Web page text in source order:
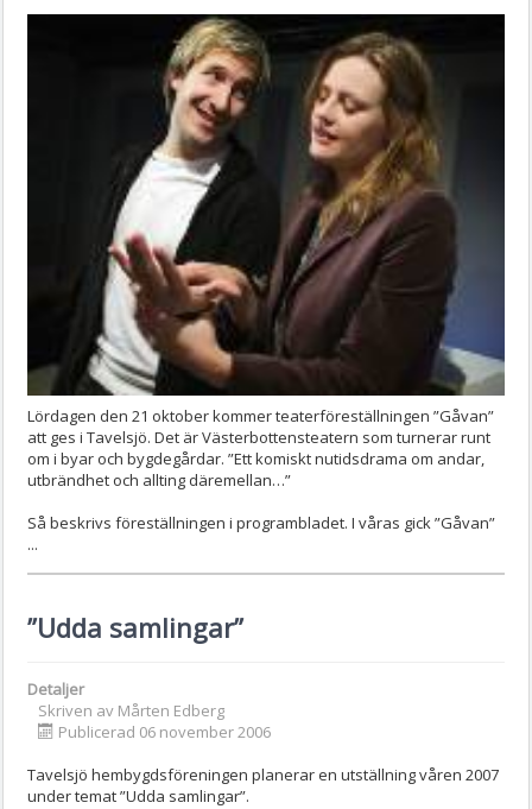
Lördagen den 21 oktober kommer teaterföreställningen ”Gåvan”
att ges i Tavelsjö. Det är Västerbottensteatern som turnerar runt
om i byar och bygdegårdar. ”Ett komiskt nutidsdrama om andar,
utbrändhet och allting däremellan…”
Så beskrivs föreställningen i programbladet. I våras gick ”Gåvan”
...
”Udda samlingar”
Detaljer
Skriven av Mårten Edberg
Publicerad 06 november 2006
Tavelsjö hembygdsföreningen planerar en utställning våren 2007
under temat ”Udda samlingar”.